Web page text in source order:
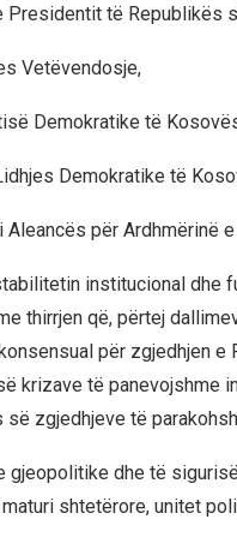
Presidentit të Republikës
Vetëvendosje,
Demokratike të
Demokratike të
Aleancës për Ardhmërinë
institucional dhe
thirrjen që, përtej
për zgjedhjen
krizave të panevojshme
zgjedhjeve të
gjeopolitike dhe të
shtetërore, unitet